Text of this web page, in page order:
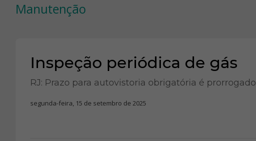
Manutenção
Inspeção periódica de gás
RJ: Prazo para autovistoria obrigatória é prorrogado
segunda-feira, 15 de setembro de 2025